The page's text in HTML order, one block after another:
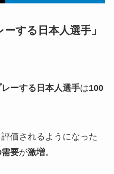
する日本人選手」
ーする日本人選手は100
価されるようになった
要が激増。